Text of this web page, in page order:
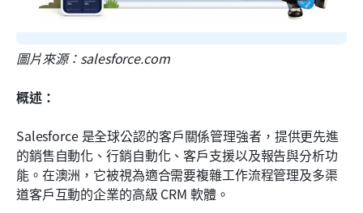
圖片來源：salesforce.com
概述：
Salesforce 是全球公認的客戶關係管理強者，提供更先進
的銷售自動化、行銷自動化、客戶支援以及報告與分析功
能。在澳洲，它被視為適合需要複雜工作流程管理及多渠
道客戶互動的企業的高級 CRM 軟體。